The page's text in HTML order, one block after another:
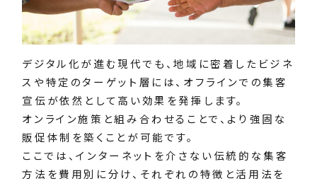
デジタル化が進む現代でも、地域に密着したビジネ
スや特定のターゲット層には、オフラインでの集客
宣伝が依然として高い効果を発揮します。
オンライン施策と組み合わせることで、より強固な
販促体制を築くことが可能です。
ここでは、インターネットを介さない伝統的な集客
方法を費用別に分け、それぞれの特徴と活用法を